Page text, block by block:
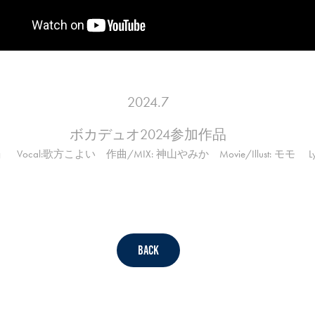
2024.7
ボカデュオ2024参加作品
Vocal:歌方こよい 作曲/MIX: 神山やみか Movie/Illust: モモ
Back